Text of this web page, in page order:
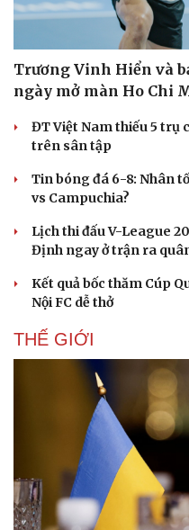
Trương Vinh Hiển và
ngày mở màn Ho Chi
ĐT Việt Nam thiếu 5 trụ
trên sân tập
Tin bóng đá 6-8: Nhân
vs Campuchia?
Lịch thi đấu V-League
Định ngay ở trận ra
Kết quả bốc thăm Cúp
Nội FC dễ thở
THẾ GIỚI